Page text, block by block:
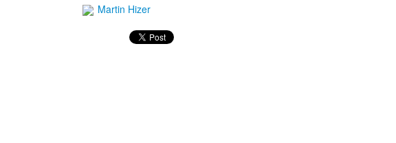
Martin Hizer